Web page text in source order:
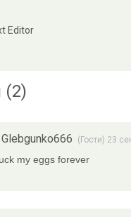
Editor
(2)
Glebgunko666 (Гости) 23
my eggs forever